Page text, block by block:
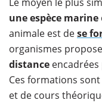
une espèce marine
animale est dese
organismes
distance encadrées
Ces formations
et de cours